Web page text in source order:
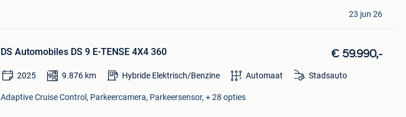
23 jun 26
DS Automobiles DS 9 E-TENSE 4X4 360 € 59.990,-
2025 9.876 km Hybride Elektrisch/Benzine Automaat Stadsauto
Adaptive Cruise Control, Parkeercamera, Parkeersensor, + 28 opties